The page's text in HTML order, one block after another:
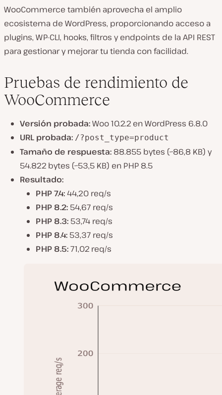
WooCommerce también aprovecha el amplio
ecosistema de WordPress, proporcionando acceso a
plugins, WP-CLI, hooks, filtros y endpoints de la API REST
para gestionar y mejorar tu tienda con facilidad.
Pruebas de rendimiento de
WooCommerce
Versión probada:Woo 10.2.2 en WordPress 6.8.0
URL probada: /?post_type=product
Tamaño de respuesta: 88.855 bytes (~86,8 KB) y
54.822 bytes (~53,5 KB) en PHP 8.5
Resultado:
PHP 7.4:44,20 req/s
PHP 8.2: 54,67 req/s
PHP 8.3: 53,74 req/s
PHP 8.4: 53,37 req/s
PHP 8.5:71,02 req/s